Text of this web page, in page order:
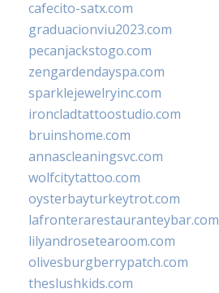
cafecito-satx.com
graduacionviu2023.com
pecanjackstogo.com
zengardendayspa.com
sparklejewelryinc.com
ironcladtattoostudio.com
bruinshome.com
annascleaningsvc.com
wolfcitytattoo.com
oysterbayturkeytrot.com
lafronterarestauranteybar.com
lilyandrosetearoom.com
olivesburgberrypatch.com
theslushkids.com